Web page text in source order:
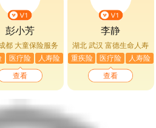
彭小芳
都 大童保险服务
医疗险 人寿险
查看
李静
湖北 武汉富德生命人寿
重疾险
医疗险 人寿险
查看